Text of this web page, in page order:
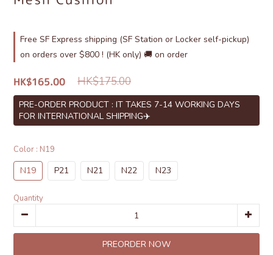
Free SF Express shipping (SF Station or Locker self-pickup)
on orders over $800 ! (HK only) 🚚 on order
HK$165.00 HK$175.00
PRE-ORDER PRODUCT : IT TAKES 7-14 WORKING DAYS
FOR INTERNATIONAL SHIPPING✈️
Color : N19
N19 P21 N21 N22 N23
Quantity
PREORDER NOW